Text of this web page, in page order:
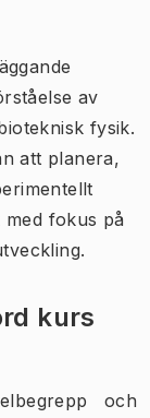
av
fysik.
att planera,
fokus på
kurs
och